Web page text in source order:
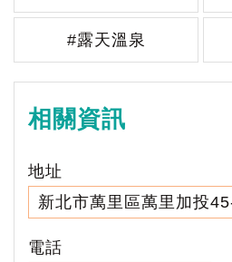
#露天溫泉
相關資訊
地址
新北市萬里區萬里加投
電話